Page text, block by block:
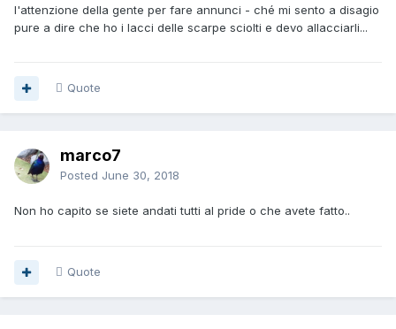
l'attenzione della gente per fare annunci - ché mi sento a disagio
pure a dire che ho i lacci delle scarpe sciolti e devo allacciarli...
Quote
marco7
Posted June 30, 2018
Non ho capito se siete andati tutti al pride o che avete fatto..
Quote